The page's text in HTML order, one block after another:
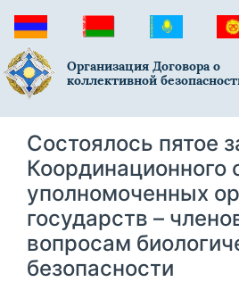
Организация Договора о
коллективной
Состоялось пятое
Координационного
уполномоченных
государств –
вопросам
безопасности